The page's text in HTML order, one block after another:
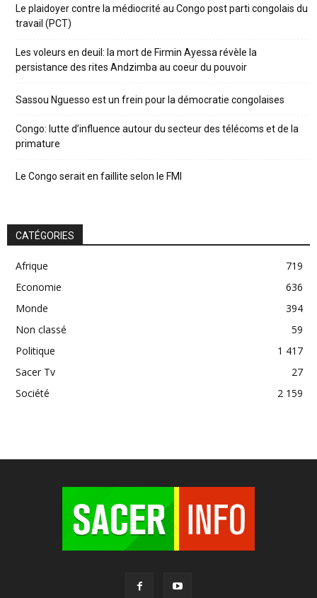
Le plaidoyer contre la médiocrité au Congo post parti congolais du
travail (PCT)
Les voleurs en deuil: la mort de Firmin Ayessa révèle la
persistance des rites Andzimba au coeur du pouvoir
Sassou Nguesso est un frein pour la démocratie congolaises
Congo: lutte d’influence autour du secteur des télécoms et de la
primature
Le Congo serait en faillite selon le FMI
CATÉGORIES
Afrique
719
Economie
636
Monde
394
Non classé
59
Politique
1 417
Sacer Tv
27
Société
2 159